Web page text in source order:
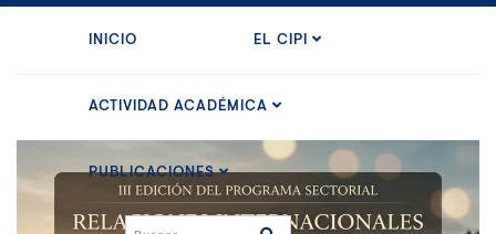
INICIO EL CIPI
ACTIVIDAD ACADÉMICA
PUBLICACIONES